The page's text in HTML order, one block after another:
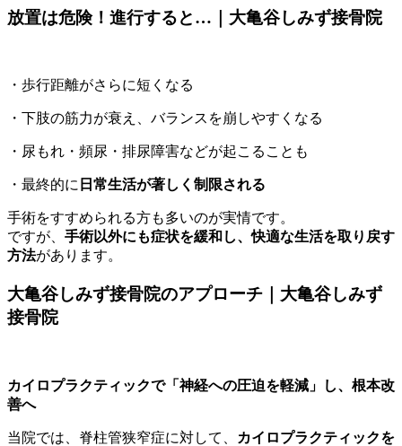
放置は危険！進行すると…｜大亀谷しみず接骨院
・歩行距離がさらに短くなる
・下肢の筋力が衰え、バランスを崩しやすくなる
・尿もれ・頻尿・排尿障害などが起こることも
・最終的に 日常生活が著しく制限される
手術をすすめられる方も多いのが実情です。
ですが、 手術以外にも症状を緩和し、快適な生活を取り戻す
方法があります。
大亀谷しみず接骨院のアプローチ｜大亀谷しみず
接骨院
カイロプラクティックで「神経への圧迫を軽減」し、根本改
善へ
当院では、脊柱管狭窄症に対して、
カイロプラクティックを